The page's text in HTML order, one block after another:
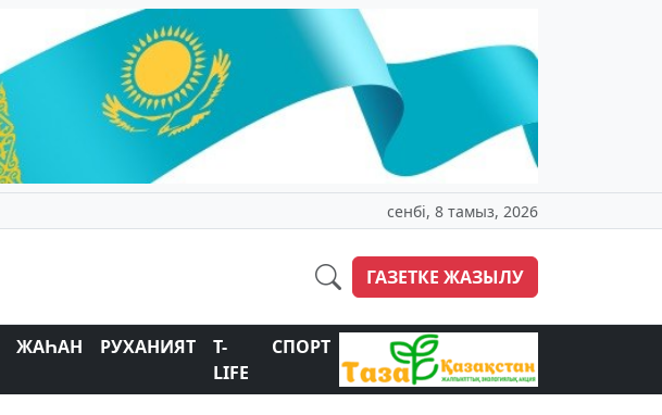
сенбі, 8 тамыз, 2026
ГАЗЕТКЕ ЖАЗЫЛУ
ЖАҺАН РУХАНИЯТ
T-
LIFE
СПОРТ